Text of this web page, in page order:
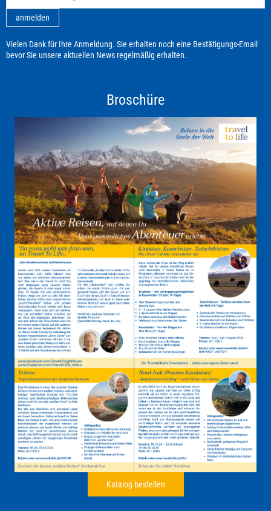
anmelden
Vielen Dank für Ihre Anmeldung. Sie erhalten noch eine Bestätigungs-Email
bevor Sie unsere aktuellen News regelmäßig erhalten.
Broschüre
Katalog bestellen